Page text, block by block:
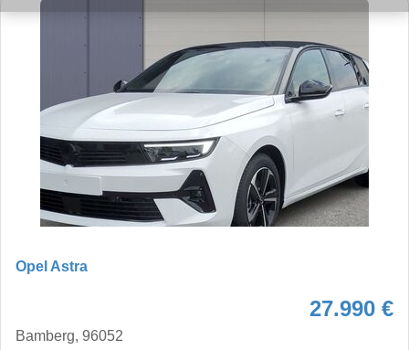
Opel Astra
27.990 €
Bamberg, 96052